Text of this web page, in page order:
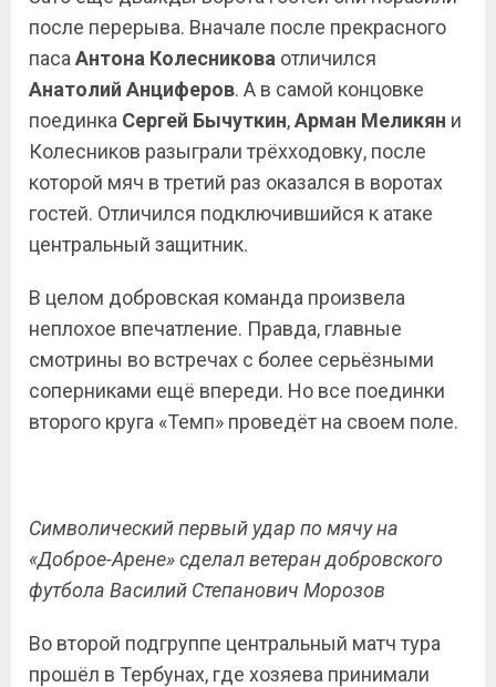
после перерыва. Вначале после прекрасного
паса Антона Колесникова отличился
Анатолий Анциферов. А в самой концовке
поединка Сергей Бычуткин,Арман Меликян и
Колесников разыграли трёхходовку, после
которой мяч в третий раз оказался в воротах
гостей. Отличился подключившийся к атаке
центральный защитник.
В целом добровская команда произвела
неплохое впечатление. Правда, главные
смотрины во встречах с более серьёзными
соперниками ещё впереди. Но все поединки
второго круга «Темп» проведёт на своем поле.
Символический первый удар по мячу на
«Доброе-Арене» сделал ветеран добровского
футбола Василий Степанович Морозов
Во второй подгруппе центральный матч тура
прошёл в Тербунах, где хозяева принимали